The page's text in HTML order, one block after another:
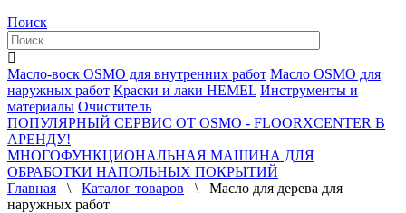
Поиск
Масло-воск OSMO для внутренних работ Масло OSMO для
наружных работ Краски и лаки HEMEL Инструменты и
материалы Очиститель
ПОПУЛЯРНЫЙ СЕРВИС ОТ OSMO - FLOORXCENTER В
АРЕНДУ!
МНОГОФУНКЦИОНАЛЬНАЯ МАШИНА ДЛЯ
ОБРАБОТКИ НАПОЛЬНЫХ ПОКРЫТИЙ
Главная \ Каталог товаров \ Масло для дерева для
наружных работ